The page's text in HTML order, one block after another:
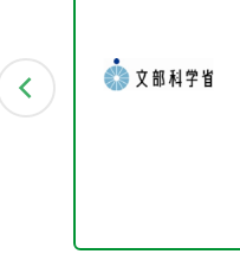
を
由